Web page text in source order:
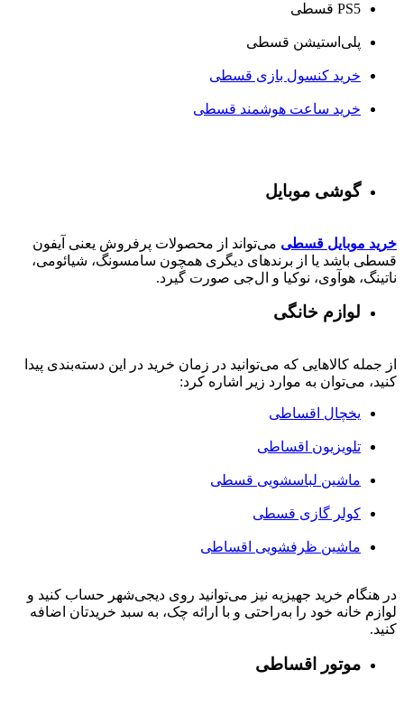
PS5 قسطی
پلی‌استیشن قسطی
خرید کنسول بازی قسطی
خرید ساعت هوشمند قسطی
گوشی موبایل
خرید موبایل قسطی می‌تواند از محصولات پرفروش یعنی آیفون
قسطی باشد یا از برندهای دیگری همچون سامسونگ، شیائومی،
ناتینگ، هوآوی، نوکیا و ال‌جی صورت گیرد.
لوازم خانگی
از جمله کالاهایی که می‌توانید در زمان خرید در این دسته‌بندی پیدا
کنید، می‌توان به موارد زیر اشاره کرد:
یخچال اقساطی
تلویزیون اقساطی
ماشین لباسشویی قسطی
کولر گازی قسطی
ماشین ظرفشویی اقساطی
در هنگام خرید جهیزیه نیز می‌توانید روی دیجی‌شهر حساب کنید و
لوازم خانه خود را به‌راحتی و با ارائه چک، به سبد خریدتان اضافه
کنید.
موتور اقساطی